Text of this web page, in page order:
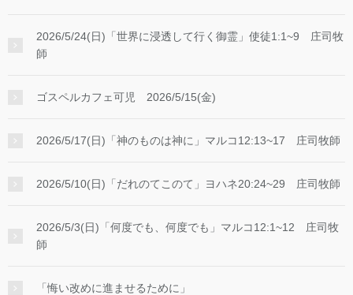
2026/5/24(日)「世界に浸透して行く御霊」使徒1:1~9 庄司牧
師
ゴスペルカフェ可児 2026/5/15(金)
2026/5/17(日)「神のものは神に」マルコ12:13~17 庄司牧師
2026/5/10(日)「だれのてこのて」ヨハネ20:24~29 庄司牧師
2026/5/3(日)「何度でも、何度でも」マルコ12:1~12 庄司牧
師
「悔い改めに進ませるために」